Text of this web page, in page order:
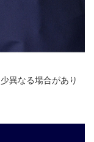
異なる場合があり